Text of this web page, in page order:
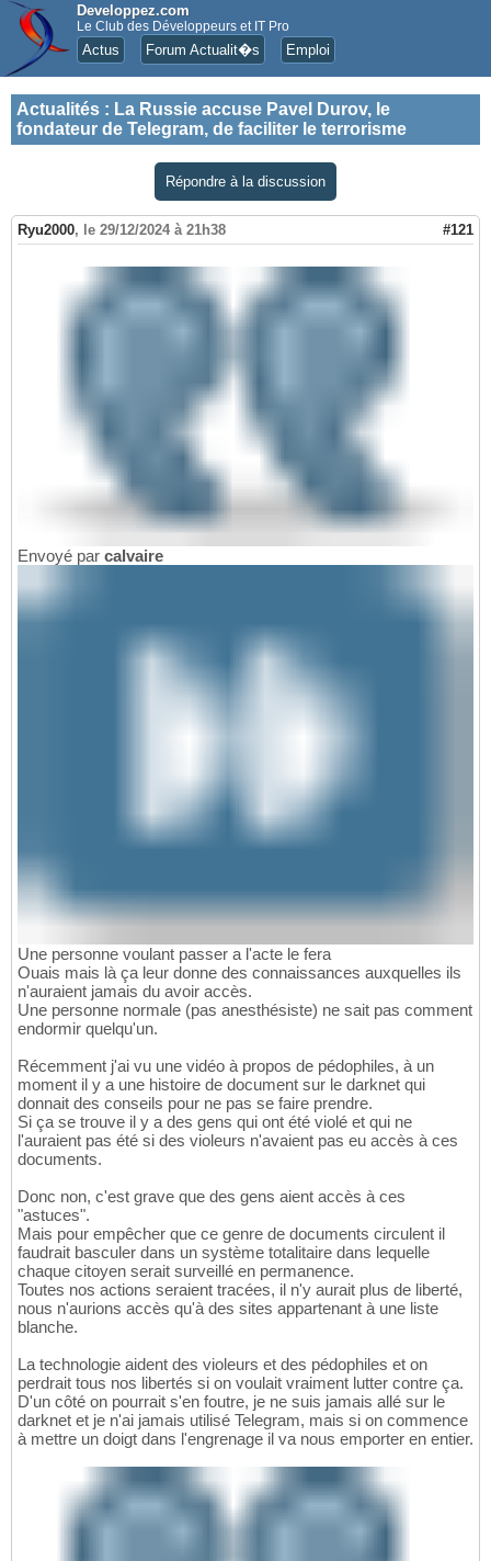
Developpez.com
Le Club des Développeurs et IT Pro
Actus Forum Actualit�s Emploi
Actualités : La Russie accuse Pavel Durov, le
fondateur de Telegram, de faciliter le terrorisme
Répondre à la discussion
Ryu2000, le 29/12/2024 à 21h38 #121
Envoyé par calvaire
Une personne voulant passer a l'acte le fera
Ouais mais là ça leur donne des connaissances auxquelles ils
n'auraient jamais du avoir accès.
Une personne normale (pas anesthésiste) ne sait pas comment
endormir quelqu'un.
Récemment j'ai vu une vidéo à propos de pédophiles, à un
moment il y a une histoire de document sur le darknet qui
donnait des conseils pour ne pas se faire prendre.
Si ça se trouve il y a des gens qui ont été violé et qui ne
l'auraient pas été si des violeurs n'avaient pas eu accès à ces
documents.
Donc non, c'est grave que des gens aient accès à ces
"astuces".
Mais pour empêcher que ce genre de documents circulent il
faudrait basculer dans un système totalitaire dans lequelle
chaque citoyen serait surveillé en permanence.
Toutes nos actions seraient tracées, il n'y aurait plus de liberté,
nous n'aurions accès qu'à des sites appartenant à une liste
blanche.
La technologie aident des violeurs et des pédophiles et on
perdrait tous nos libertés si on voulait vraiment lutter contre ça.
D'un côté on pourrait s'en foutre, je ne suis jamais allé sur le
darknet et je n'ai jamais utilisé Telegram, mais si on commence
à mettre un doigt dans l'engrenage il va nous emporter en entier.